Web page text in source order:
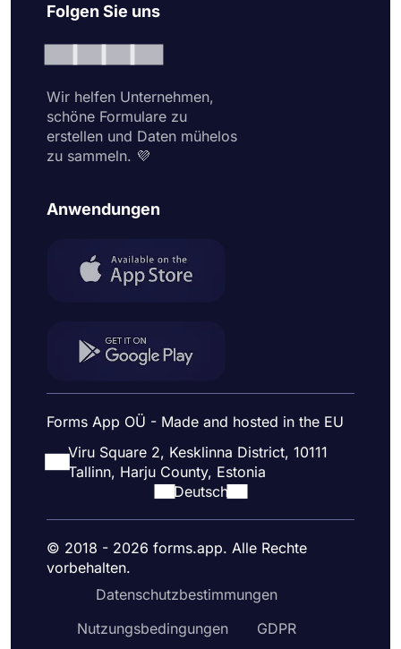
Folgen Sie uns
Wir helfen Unternehmen,
schöne Formulare zu
erstellen und Daten mühelos
zu sammeln. 💜
Anwendungen
Forms App OÜ - Made and hosted in the EU
Viru Square 2, Kesklinna District, 10111
Tallinn, Harju County, Estonia
Deutsch
© 2018 - 2026 forms.app. Alle Rechte
vorbehalten.
Datenschutzbestimmungen
Nutzungsbedingungen
GDPR